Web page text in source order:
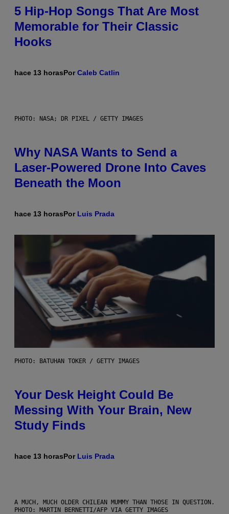
5 Hip-Hop Songs That Are Most
Memorable for Their Classic
Hooks
hace 13 horasPorCaleb Catlin
PHOTO: NASA; DR PIXEL / GETTY IMAGES
Why NASA Wants to Send a
Laser-Powered Drone Into Caves
Beneath the Moon
hace 13 horasPor Luis Prada
PHOTO: BATUHAN TOKER / GETTY IMAGES
Your Desk Height Could Be
Messing With Your Brain, New
Study Finds
hace 13 horasPor Luis Prada
A MUCH, MUCH OLDER CHILEAN MUMMY THAN THOSE IN QUESTION.
PHOTO: MARTIN BERNETTI/AFP VIA GETTY IMAGES